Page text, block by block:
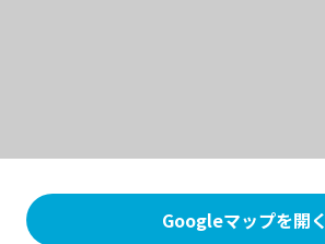
Googleマップを開く